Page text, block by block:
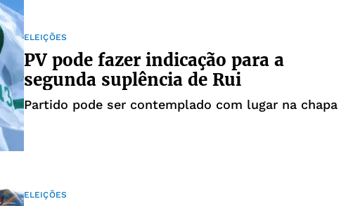
ELEIÇÕES
PV pode fazer indicação para a
segunda suplência de Rui
Partido pode ser contemplado com lugar na chapa
ELEIÇÕES